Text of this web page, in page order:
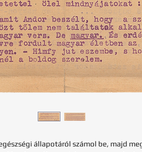
állapotáról számol be, majd